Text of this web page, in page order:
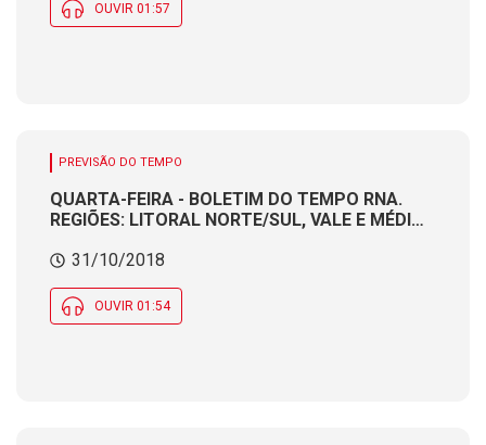
OUVIR 01:57
PREVISÃO DO TEMPO
QUARTA-FEIRA - BOLETIM DO TEMPO RNA.
REGIÕES: LITORAL NORTE/SUL, VALE E MÉDIO
Meteorologista CÁTIA BRAGA
31/10/2018
OUVIR 01:54